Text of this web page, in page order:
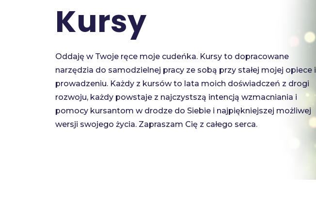
Kursy
Oddaję w Twoje ręce moje cudeńka. Kursy to dopracowane
narzędzia do samodzielnej pracy ze sobą przy stałej mojej opiece i
prowadzeniu. Każdy z kursów to lata moich doświadczeń z drogi
rozwoju, każdy powstaje z najczystszą intencją wzmacniania i
pomocy kursantom w drodze do Siebie i najpiękniejszej możliwej
wersji swojego życia. Zapraszam Cię z całego serca.